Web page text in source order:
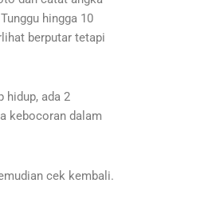
hingga 10
berputar tetapi
hidup, ada 2
kebocoran dalam
cek kembali.